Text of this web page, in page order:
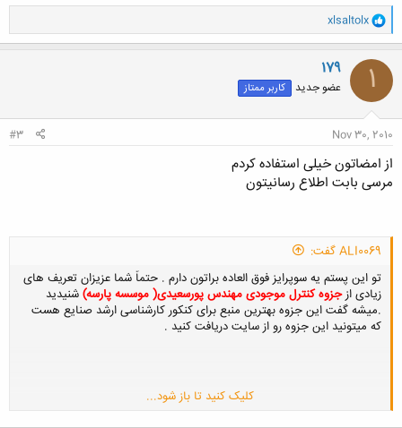
و
ا
ک
ن
ا
xlsaltolx
1
179
عضو جدید کاربر ممتاز
Nov 30, 2010
#3
از امضاتون خیلی استفاده کردم
مرسی بابت اطلاع رسانیتون
ALI0069 گفت:
تو این پستم یه سوپرایز فوق العاده براتون دارم . حتماً شما عزیزان تعریف های
زیادی ازجزوه کنترل موجودی مهندس پورسعیدی( موسسه پارسه)شنیدید
.میشه گفت این جزوه بهترین منبع برای کنکور کارشناسی ارشد صنایع هست
که میتونید این جزوه رو از سایت دریافت کنید .
کلیک کنید تا باز شود...